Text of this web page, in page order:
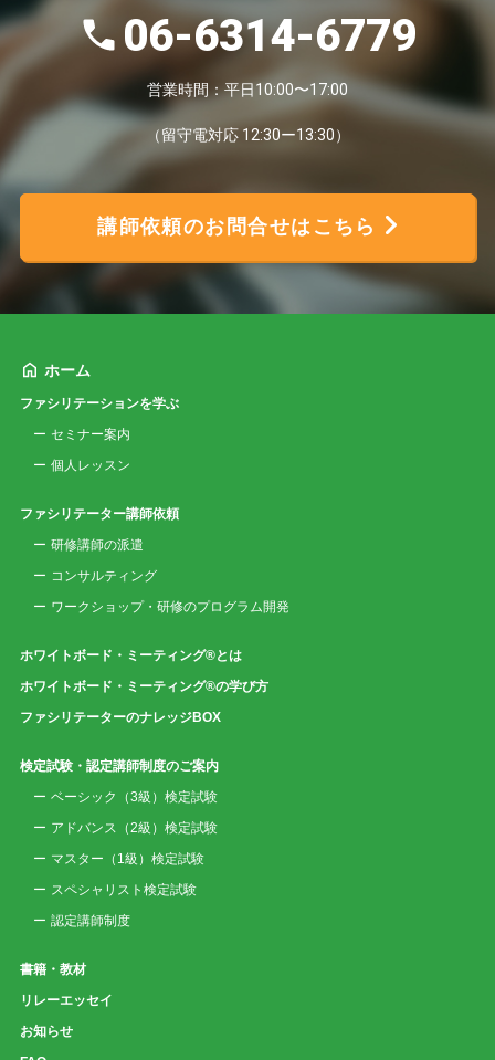
06-6314-6779
営業時間：平日10:00〜17:00
（留守電対応 12:30ー13:30）
講師依頼のお問合せはこちら
ホーム
ファシリテーションを学ぶ
セミナー案内
個人レッスン
ファシリテーター講師依頼
研修講師の派遣
コンサルティング
ワークショップ・研修のプログラム開発
ホワイトボード・ミーティング®とは
ホワイトボード・ミーティング®の学び方
ファシリテーターのナレッジBOX
検定試験・認定講師制度のご案内
ベーシック（3級）検定試験
アドバンス（2級）検定試験
マスター（1級）検定試験
スペシャリスト検定試験
認定講師制度
書籍・教材
リレーエッセイ
お知らせ